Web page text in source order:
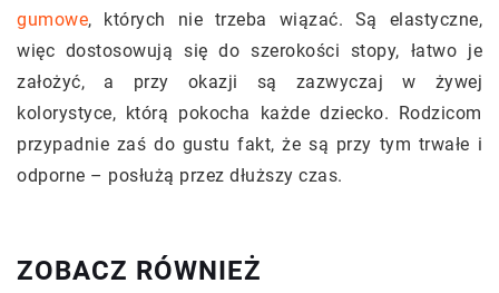
gumowe, których nie trzeba wiązać. Są elastyczne,
więc dostosowują się do szerokości stopy, łatwo je
założyć, a przy okazji są zazwyczaj w żywej
kolorystyce, którą pokocha każde dziecko. Rodzicom
przypadnie zaś do gustu fakt, że są przy tym trwałe i
odporne – posłużą przez dłuższy czas.
ZOBACZ RÓWNIEŻ